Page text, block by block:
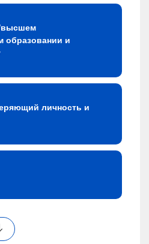
высшем
образовании и
личность и